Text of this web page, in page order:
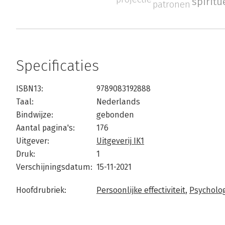
patronen
Specificaties
ISBN13:
9789083192888
Taal:
Nederlands
Bindwijze:
gebonden
Aantal pagina's:
176
Uitgever:
Uitgeverij IK1
Druk:
1
Verschijningsdatum: 15-11-2021
Hoofdrubriek: Persoonlijke effectiviteit,